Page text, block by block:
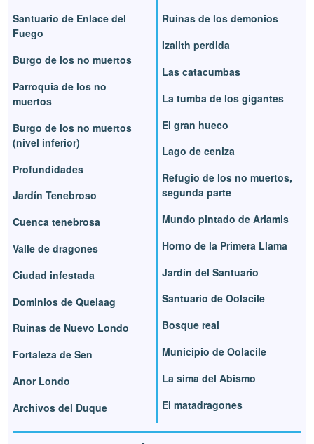
Santuario de Enlace del
Fuego
Burgo de los no muertos
Parroquia de los no
muertos
Burgo de los no muertos
(nivel inferior)
Profundidades
Jardín Tenebroso
Cuenca tenebrosa
Valle de dragones
Ciudad infestada
Dominios de Quelaag
Ruinas de Nuevo Londo
Fortaleza de Sen
Anor Londo
Archivos del Duque
Ruinas de los demonios
Izalith perdida
Las catacumbas
La tumba de los gigantes
El gran hueco
Lago de ceniza
Refugio de los no muertos,
segunda parte
Mundo pintado de Ariamis
Horno de la Primera Llama
Jardín del Santuario
Santuario de Oolacile
Bosque real
Municipio de Oolacile
La sima del Abismo
El matadragones